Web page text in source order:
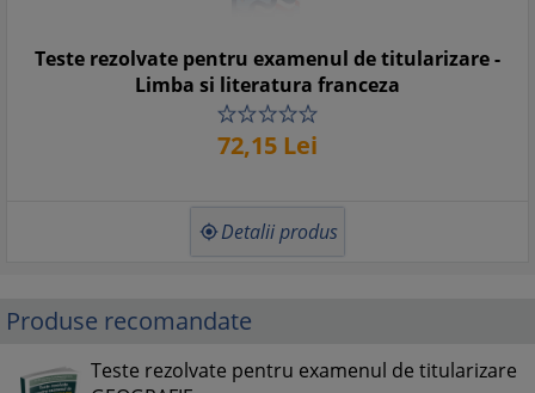
Teste rezolvate pentru examenul de titularizare -
Limba si literatura franceza
72,15 Lei
 Detalii produs
Produse recomandate
Teste rezolvate pentru examenul de titularizare